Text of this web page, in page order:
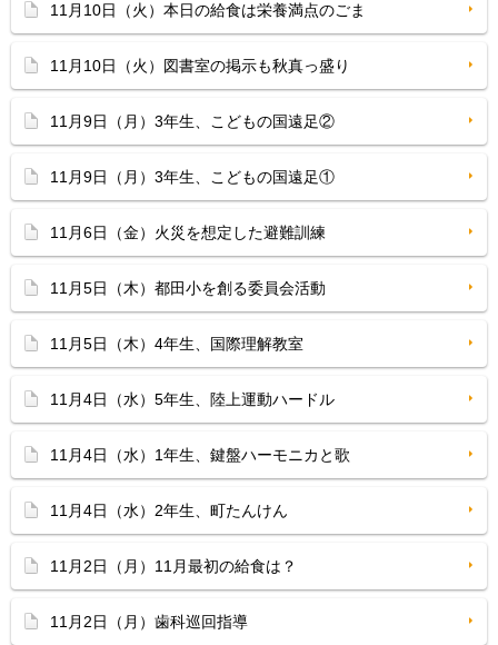
11月10日（火）本日の給食は栄養満点のごま
11月10日（火）図書室の掲示も秋真っ盛り
11月9日（月）3年生、こどもの国遠足②
11月9日（月）3年生、こどもの国遠足①
11月6日（金）火災を想定した避難訓練
11月5日（木）都田小を創る委員会活動
11月5日（木）4年生、国際理解教室
11月4日（水）5年生、陸上運動ハードル
11月4日（水）1年生、鍵盤ハーモニカと歌
11月4日（水）2年生、町たんけん
11月2日（月）11月最初の給食は？
11月2日（月）歯科巡回指導